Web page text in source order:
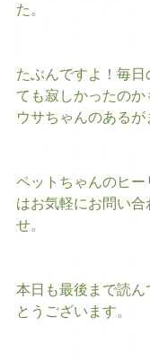
た。
たぶんですよ！毎
ても寂しかったのか
ウサちゃんのあるが
ペットちゃんのヒ
はお気軽にお問い合
せ。
本日も最後まで読
とうございます。